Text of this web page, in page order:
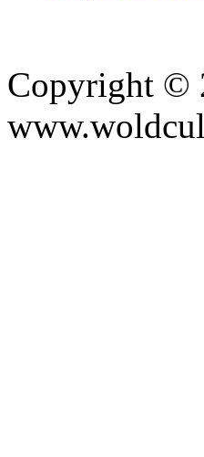
Copyright ©